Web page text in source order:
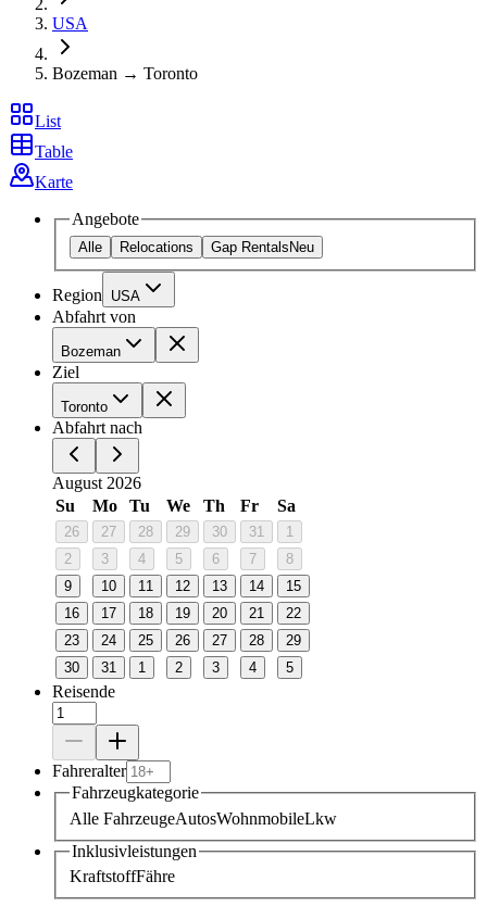
USA
Bozeman → Toronto
List
Table
Karte
Angebote
Alle Relocations Gap Rentals Neu
Region USA
Abfahrt von
Bozeman
Ziel
Toronto
Abfahrt nach
August 2026
Su
Mo Tu We Th Fr Sa
26 27 28 29 30 31
1
2
3 4 5 6 7
8
9
10 11 12 13 14
15
16
17 18 19 20 21
22
23
24 25 26 27 28
29
30
31 1 2 3 4 5
Reisende
Fahreralter
Fahrzeugkategorie
Alle FahrzeugeAutosWohnmobileLkw
Inklusivleistungen
KraftstoffFähre